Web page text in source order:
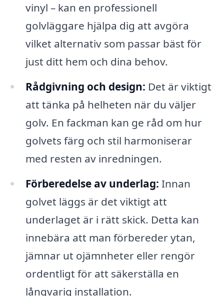
vinyl – kan en professionell
golvläggare hjälpa dig att avgöra
vilket alternativ som passar bäst för
just ditt hem och dina behov.
Rådgivning och design: Det är viktigt
att tänka på helheten när du väljer
golv. En fackman kan ge råd om hur
golvets färg och stil harmoniserar
med resten av inredningen.
Förberedelse av underlag: Innan
golvet läggs är det viktigt att
underlaget är i rätt skick. Detta kan
innebära att man förbereder ytan,
jämnar ut ojämnheter eller rengör
ordentligt för att säkerställa en
långvarig installation.